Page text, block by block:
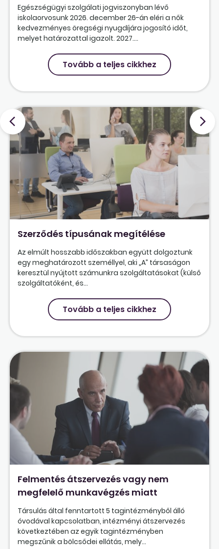
Egészségügyi szolgálati jogviszonyban lévő
iskolaorvosunk 2026. december 26-án eléri a nők
kedvezményes öregségi nyugdíjára jogosító időt,
melyet határozattal igazolt. 2027....
Tovább a teljes cikkhez
Szerződés típusának megítélése
Az elmúlt hosszabb időszakban együtt dolgoztunk
egy meghatározott személlyel, aki „A” társaságon
keresztül nyújtott számunkra szolgáltatásokat (külső
szolgáltatóként, és...
Tovább a teljes cikkhez
Felmentés átszervezés vagy nem
megfelelő munkavégzés miatt
Társulás által fenntartott 5 tagintézményből álló
óvodával kapcsolatban, intézményi átszervezés
következtében az egyik tagintézményben
megszűnik a bölcsődei ellátás, mely...